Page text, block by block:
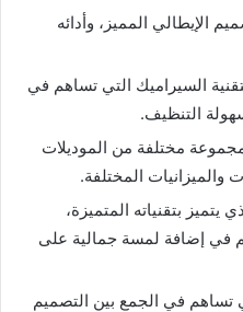
الإيطالي المميز، وأدائه
السيراميك التي تساهم في
التنظيف.
مختلفة من الموديلات
والميزانيات المختلفة.
يتميز بتقنياته المتميزة،
في إضافة لمسة جمالية على
تساهم في الجمع بين التصميم